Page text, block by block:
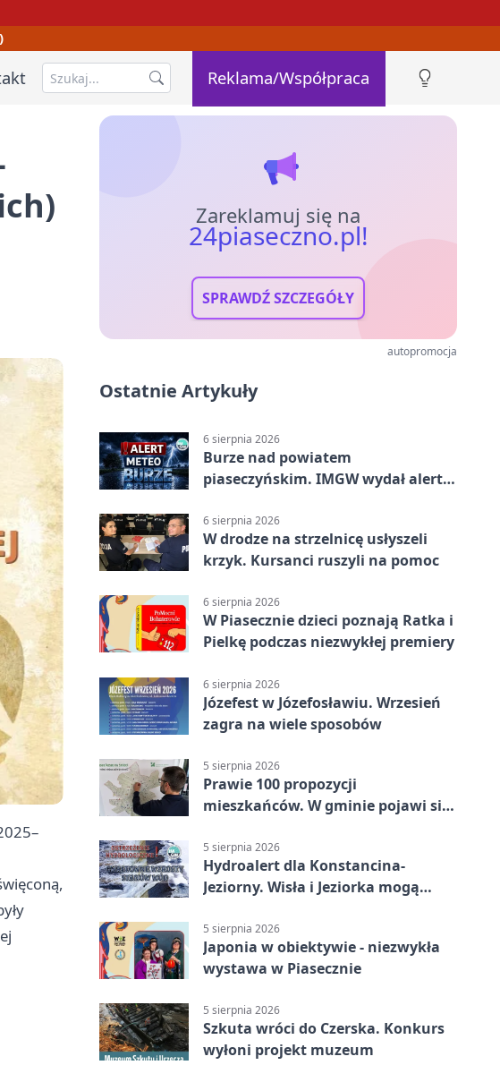
Reklama/Współpraca
Zareklamuj się na
24piaseczno.pl!
SPRAWDŹ SZCZEGÓŁY
autopromocja
Ostatnie Artykuły
6 sierpnia 2026
Burze nad powiatem
piaseczyńskim. IMGW wydał alert
6 sierpnia 2026
W drodze na strzelnicę usłyszeli
krzyk. Kursanci ruszyli na pomoc
6 sierpnia 2026
W Piasecznie dzieci poznają Ratka i
Pielkę podczas niezwykłej premiery
6 sierpnia 2026
Józefest w Józefosławiu. Wrzesień
zagra na wiele sposobów
5 sierpnia 2026
Prawie 100 propozycji
mieszkańców. W gminie pojawi się
5 sierpnia 2026
Hydroalert dla Konstancina-
Jeziorny. Wisła i Jeziorka mogą
5 sierpnia 2026
Japonia w obiektywie - niezwykła
wystawa w Piasecznie
5 sierpnia 2026
Szkuta wróci do Czerska. Konkurs
wyłoni projekt muzeum